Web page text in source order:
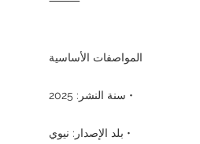
المواصفات الأساسية
• سنة النشر: 2025
• بلد الإصدار: نيوي